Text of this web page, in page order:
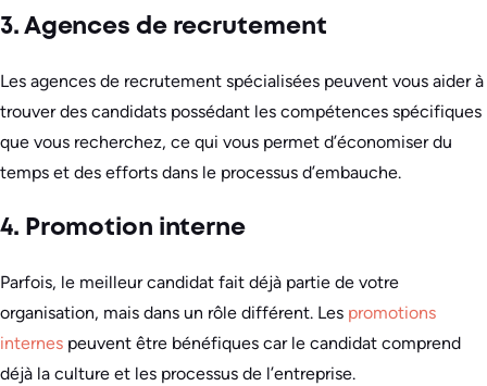
3. Agences de recrutement
Les agences de recrutement spécialisées peuvent vous aider à
trouver des candidats possédant les compétences spécifiques
que vous recherchez, ce qui vous permet d’économiser du
temps et des efforts dans le processus d’embauche.
4. Promotion interne
Parfois, le meilleur candidat fait déjà partie de votre
organisation, mais dans un rôle différent. Les promotions
internes peuvent être bénéfiques car le candidat comprend
déjà la culture et les processus de l’entreprise.